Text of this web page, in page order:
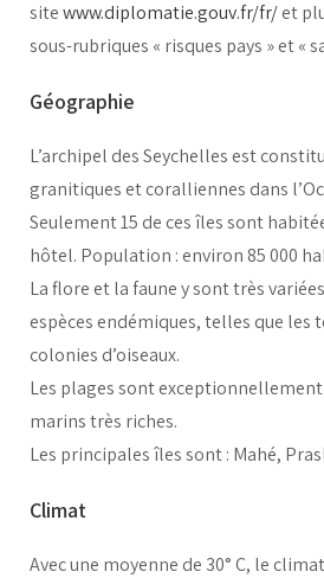
sitewww.diplomatie.gouv.fr/fr/et
sous-rubriques « risques pays » et «
Géographie
L’archipel des Seychelles est
granitiques et coralliennes dans
Seulement 15 de ces îles sont
hôtel. Population : environ 85 000
La flore et la faune y sont très
espèces endémiques, telles que les
colonies d’oiseaux.
Les plages sont
marins très riches.
Les principales îles sont : Mahé,
Climat
Avec une moyenne de 30° C, le